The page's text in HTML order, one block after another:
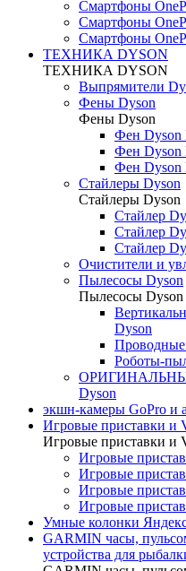
Смартфоны
Смартфоны
Смартфоны
ТЕХНИКА DYSON
ТЕХНИКА DYSON
Выпрямители
Фены Dyson
Фены Dyson
Фен Dyson
Фен Dyson
Фен Dyson
Стайлеры Dyson
Стайлеры Dyson
Стайлер
Стайлер
Стайлер
Очистители и
Пылесосы Dyson
Пылесосы Dyson
Dyson
Роботы-
ОРИГИНАЛЬНЫЕ
Dyson
экшн-камеры GoPro и
Игровые приставки и
Игровые приставки и
Игровые
Игровые
Игровые
Игровые
Умные колонки
GARMIN часы,
устройства для